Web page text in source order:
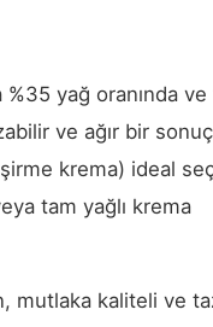
%35 yağ oranında
ve ağır bir sonuç
krema) ideal
tam yağlı krema
mutlaka kaliteli ve